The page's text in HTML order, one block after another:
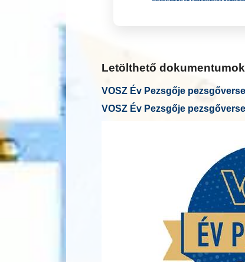
Letölthető dokumentumok
VOSZ Év Pezsgője
VOSZ Év Pezsgője